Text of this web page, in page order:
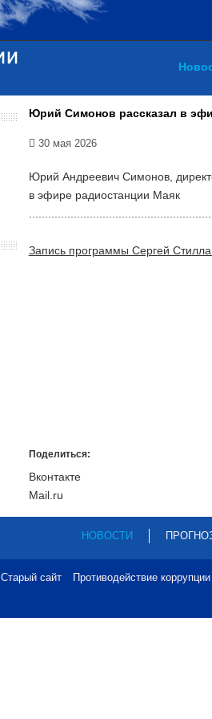
Юрий Симонов рассказал в
30 мая 2026
Юрий Андреевич Симонов,
в эфире радиостанции Маяк
Запись программы Сергей
Поделиться:
Вконтакте
Mail.ru
НОВОСТИ
Старый сайт Противодействие коррупции